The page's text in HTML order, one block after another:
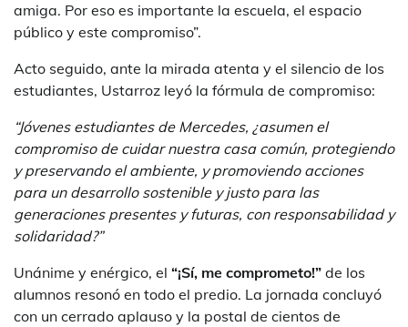
amiga. Por eso es importante la escuela, el espacio
público y este compromiso”.
Acto seguido, ante la mirada atenta y el silencio de los
estudiantes, Ustarroz leyó la fórmula de compromiso:
“Jóvenes estudiantes de Mercedes, ¿asumen el
compromiso de cuidar nuestra casa común, protegiendo
y preservando el ambiente, y promoviendo acciones
para un desarrollo sostenible y justo para las
generaciones presentes y futuras, con responsabilidad y
solidaridad?”
Unánime y enérgico, el “¡Sí, me comprometo!” de los
alumnos resonó en todo el predio. La jornada concluyó
con un cerrado aplauso y la postal de cientos de